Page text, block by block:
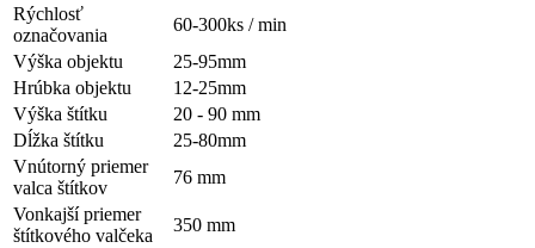
Rýchlosť
označovania
60-300ks / min
Výška objektu
25-95mm
Hrúbka objektu
12-25mm
Výška štítku
20 - 90 mm
Dĺžka štítku
25-80mm
Vnútorný priemer
valca štítkov
76 mm
Vonkajší priemer
štítkového valčeka
350 mm